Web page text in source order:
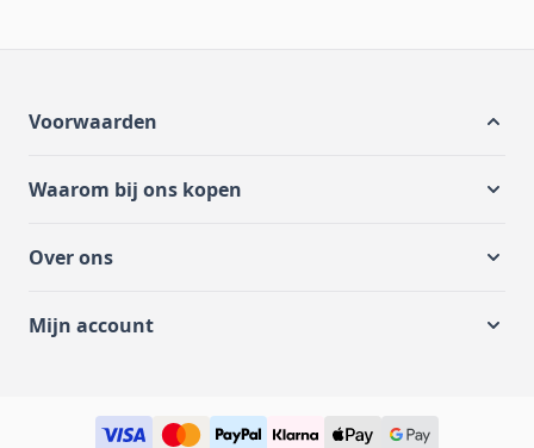
Voorwaarden
Waarom bij ons kopen
Over ons
Mijn account